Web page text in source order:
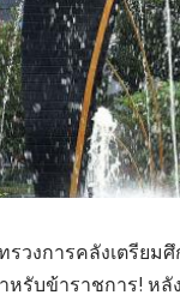
รวงการคลังเตรียม
ำหรับข้าราชการ! ห